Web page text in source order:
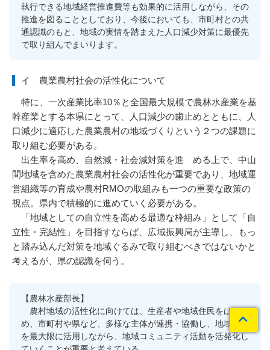
執行できる地域経営推進費等も効果的に活用しながら、その
推進を図ることとしており、今後においても、市町村との共
通認識のもと、地域の実情を踏まえた人口減少対策に最優先
で取り組んでまいります。
イ 農業農村社会の活性化について
特に、一次産業比率10％と全国最大規模で農林水産業を基
幹産業とする本県にとって、人口減少の歯止めとともに、人
口減少に適応した農業農村の地域づくりという２つの課題に
取り組む必要がある。
出生率を高め、自然減・社会減対策を進 める上で、中山
間地域を含めた農業農村社会の活性化が重要であり、地域運
営組織等の育成や農村RMOの取組みも一つの重要な政策の
視点。県内で積極的に進めていく必要がある。
「地域としての自立性を高める最適な枠組み」として「自
立性・完結性」を目指すならば、広域振興局が主導し、もっ
と踏み込んだ対策を地域ぐるみで取り組むべきではないかと
考えるが、県の認識を伺う。
【農林水産部長】
農村地域の活性化に向けては、生産者や地域住民をはじ
め、市町村や県など、多様な主体が連携・協働し、地域資源
を最大限に活用しながら、地域コミュニティ活動を活発化し